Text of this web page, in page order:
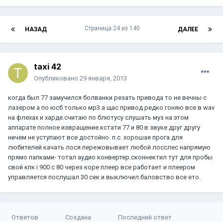
НАЗАД ДАЛЕЕ
Страница 24 из 140
taxi 42
Опубликовано 29 января, 2013
когда был 77 замучился болванки резать привода то не вечны с
лазером а по юсб только мр3.а щас привод редко гоняю все в wav
на флехах и харде.считаю по блютусу слушать муз на этом
аппарате полное извращение.кстати 77 и 80 в звуке друг другу
ничем не уступают все достойно. п.с. хорошая прога для
любителей качать лося.пережовывает любой лосслес напрямую
прямо папками- тотал аудио конвертер.сконнектил тут для пробы
свой кпк i 900 c 80 через коре плеер все работает и плеером
управляется послушал 30 сек и выключил.баловство все ето.
Ответов Создана Последний ответ